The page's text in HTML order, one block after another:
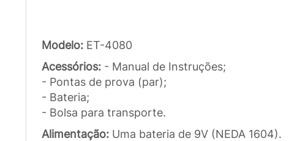
Modelo: ET-4080
Acessórios: - Manual de Instruções;
- Pontas de prova (par);
- Bateria;
- Bolsa para transporte.
Alimentação: Uma bateria de 9V (NEDA 1604).